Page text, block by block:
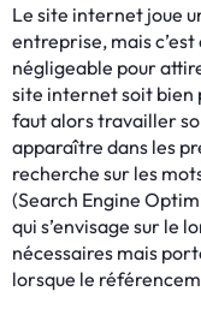
Le site internet joue
entreprise, mais c’est
négligeable pour
site internet soit bien
faut alors travailler
apparaître dans les
recherche sur les
(Search Engine
qui s’envisage sur le
nécessaires mais
lorsque le